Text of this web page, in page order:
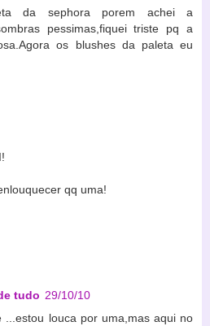
da sephora porem achei a
pessimas,fiquei triste pq a
os blushes da paleta eu
qq uma!
tudo 29/10/10
...estou louca por uma,mas aqui no